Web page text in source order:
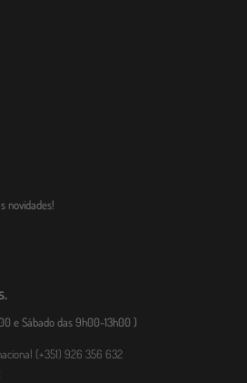
novidades!
e Sábado das 9h00-13h00 )
(+351) 926 356 632